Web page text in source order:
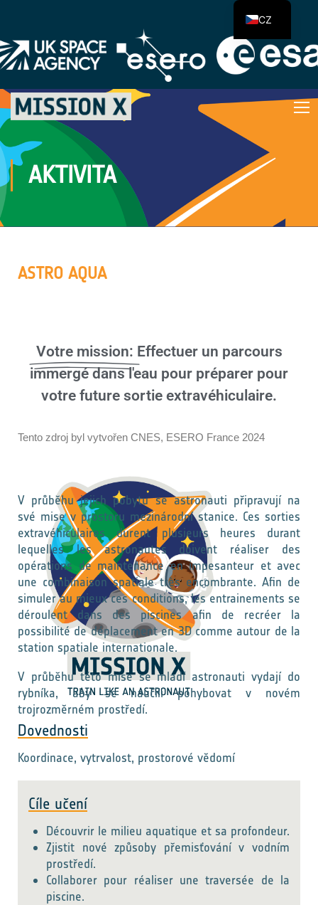
AKTIVITA
ASTRO AQUA
Votre mission: Effectuer un parcours
immergé dans l'eau pour préparer pour
votre future sortie extravéhiculaire.
Tento zdroj byl vytvořen CNES, ESERO France 2024
V průběhu jejich pobytu se astronauti připravují na
své mise v prostoru mezinárodní stanice. Ces sorties
extravéhiculaires durent plusieurs heures durant
lequelles les astronautes doivent réaliser des
opérations de maintenance en impesanteur et avec
une combinaison spatiale très encombrante. Afin de
simuler au mieux ces conditions, les entrainements se
déroulent dans des piscines afin de recréer la
possibilité de déplacement en 3D comme autour de la
station spatiale internationale.
V průběhu této mise se mladí astronauti vydají do
rybníka, aby se naučili pohybovat v novém
trojrozměrném prostředí.
Dovednosti
Koordinace, vytrvalost, prostorové vědomí
Cíle učení
Découvrir le milieu aquatique et sa profondeur.
Zjistit nové způsoby přemisťování v vodním
prostředí.
Collaborer pour réaliser une traversée de la
piscine.
CZ